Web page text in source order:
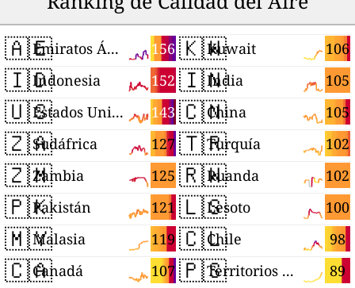
🇦🇪 156
Emiratos Árabes Unidos
🇮🇩 152
Indonesia
🇺🇸 143
Estados Unidos
🇿🇦 127
Sudáfrica
🇿🇲 125
Zambia
🇵🇰 121
Pakistán
🇲🇾 119
Malasia
🇨🇦 107
Canadá
🇰🇼 106
Kuwait
🇮🇳 105
India
🇨🇳 105
China
🇹🇷 102
Turquía
🇷🇼 102
Ruanda
🇱🇸 100
Lesoto
🇨🇱 98
Chile
🇵🇸 89
Territorios Palestinos